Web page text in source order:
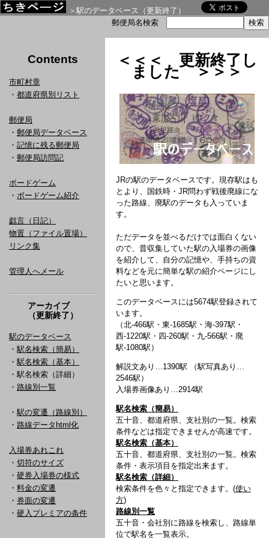
＞駅のデータベース（更新終了）
郵便局名検索
Contents
市町村章
・ 都道府県別リスト
郵便局
・ 郵便局データベース
・ 記憶に残る郵便局
・ 郵便局訪問記
ボードゲーム
・ ボードゲーム紹介
戯言（日記）
物置（ファイル置場）
リンク集
管理人へメール
アーカイブ
（更新終了）
駅のデータベース
・ 駅名検索（簡易）
・ 駅名検索（基本）
・駅名検索（詳細）
・ 路線別一覧
・ 駅の変遷（路線別）
・ 路線データhtml化
入場券あれこれ
・ 切符のサイズ
・ 硬券入場券の様式
・ 料金の変遷
・ 券面の変遷
・ 硬入プレミアの条件
＜＜＜ 更新終了し
ました ＞＞＞
JRの駅のデータベースです。現存駅はも
とより、国鉄時・JR問わず戦後廃線にな
った路線、廃駅のデータも入っていま
す。
ただデータを並べるだけでは面白くない
ので、昔収集していた駅の入場券の画像
を紹介して、自分の記憶や、手持ちの資
料などを元に簡単な駅の紹介ページにし
たいと思います。
このデータベースには5674駅登録されて
います。
（北-466駅・東-1685駅・海-397駅・
西-1220駅・四-260駅・九-566駅・廃
駅-1080駅）
解説文あり…1390駅 （駅写真あり…
2546駅）
入場券画像あり…2914駅
駅名検索（簡易）
五十音、都道府県、支社別の一覧。検索
条件などは指定できませんが高速です。
駅名検索（基本）
五十音、都道府県、支社別の一覧。検索
条件・表示項目を指定出来ます。
駅名検索（詳細）
検索条件を色々と指定できます。(使い
方)
路線別一覧
五十音・会社別に路線を検索し、路線単
位で駅名を一覧表示。